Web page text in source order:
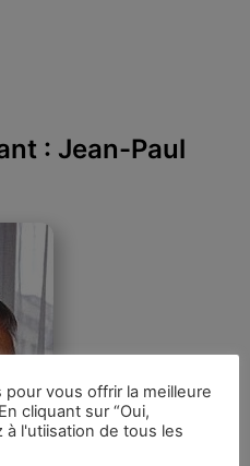
: Jean-Paul
vous offrir la meilleure
cliquant sur “Oui,
à l'utiisation de tous les